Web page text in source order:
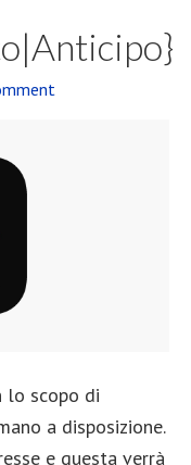
lo scopo di
a disposizione.
e questa verrà